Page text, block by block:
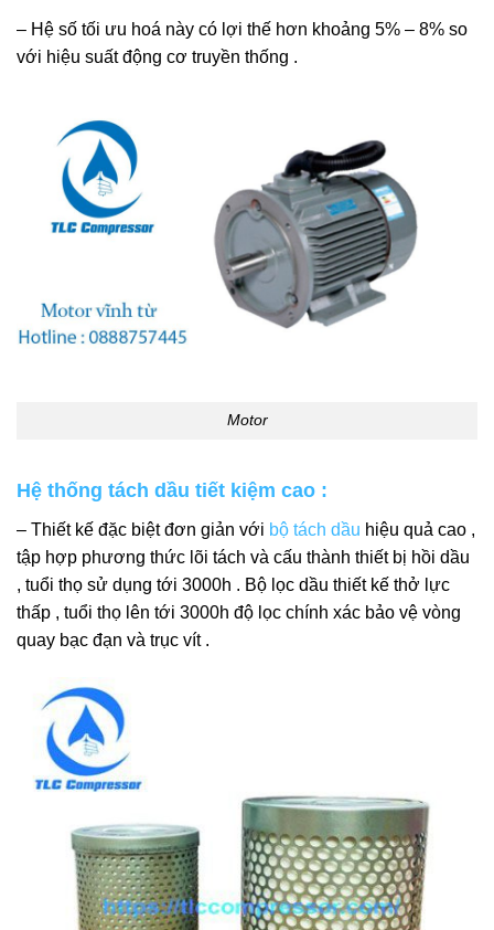
– Hệ số tối ưu hoá này có lợi thế hơn khoảng 5% – 8% so
với hiệu suất động cơ truyền thống .
Motor
Hệ thống tách dầu tiết kiệm cao :
– Thiết kế đặc biệt đơn giản với bộ tách dầu hiệu quả cao ,
tập hợp phương thức lõi tách và cấu thành thiết bị hồi dầu
, tuổi thọ sử dụng tới 3000h . Bộ lọc dầu thiết kế thở lực
thấp , tuổi thọ lên tới 3000h độ lọc chính xác bảo vệ vòng
quay bạc đạn và trục vít .